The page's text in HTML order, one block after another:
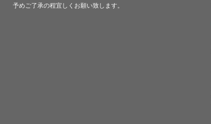
予めご了承の程宜しくお願い致します。